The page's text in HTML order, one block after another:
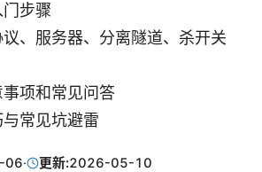
步骤
、服务器、分离隧道、杀开关
项和常见问答
常见坑避雷
06· 更新:2026-05-10